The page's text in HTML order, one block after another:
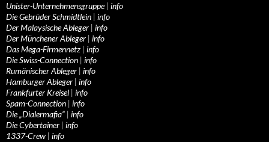
Unister-Unternehmensgruppe| info
Die Gebrüder Schmidtlein | info
Der Malaysische Ableger | info
Der Münchener Ableger | info
Das Mega-Firmennetz | info
Die Swiss-Connection | info
Rumänischer Ableger | info
Hamburger Ableger | info
Frankfurter Kreisel | info
Spam-Connection | info
Die „Dialermafia“ | info
Die Cybertainer | info
1337-Crew | info